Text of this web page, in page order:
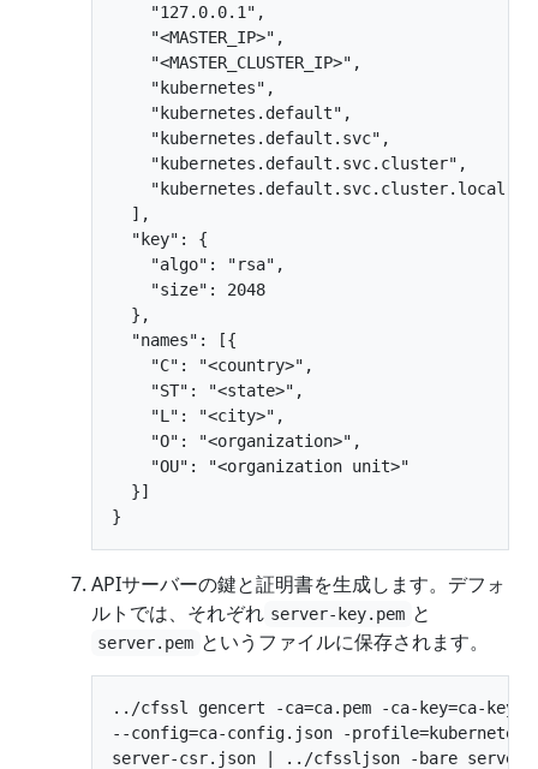
    "127.0.0.1",
    "<MASTER_IP>",
    "<MASTER_CLUSTER_IP>",
    "kubernetes",
    "kubernetes.default",
    "kubernetes.default.svc",
    "kubernetes.default.svc.cluster",
    "kubernetes.default.svc.cluster.local"
  ],
  "key": {
    "algo": "rsa",
    "size": 2048
  },
  "names": [{
    "C": "<country>",
    "ST": "<state>",
    "L": "<city>",
    "O": "<organization>",
    "OU": "<organization unit>"
  }]
APIサーバーの鍵と証明書を生成します。デフォ
ルトでは、それぞれ server-key.pem と
server.pem というファイルに保存されます。
../cfssl gencert -ca=ca.pem -ca-key=ca-
--config=ca-config.json -profile=kubernetes